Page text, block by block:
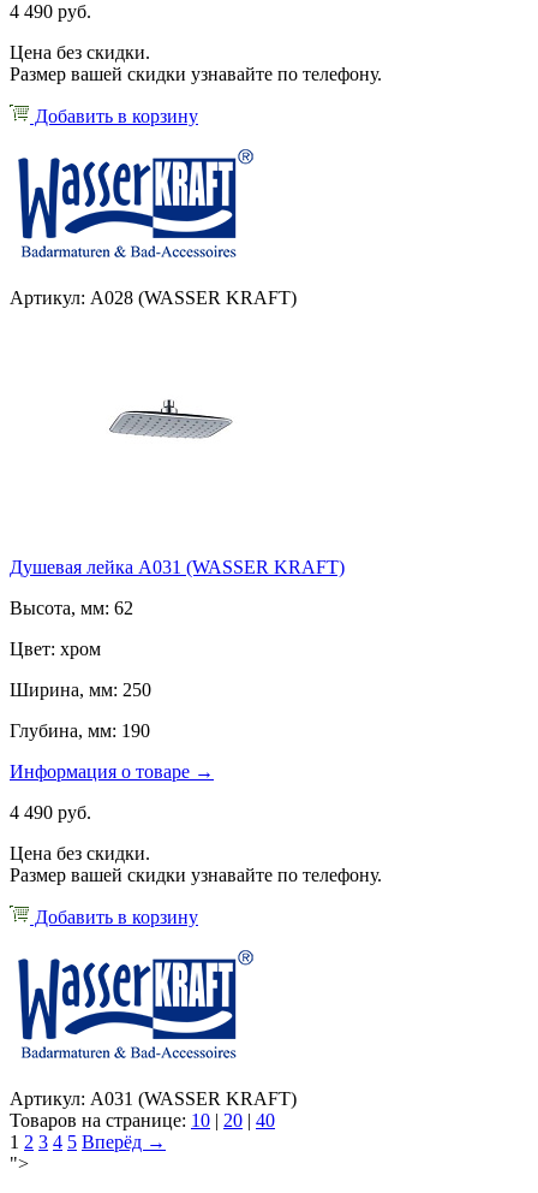
4 490 руб.
Цена без скидки.
Размер вашей скидки узнавайте по телефону.
Добавить в корзину
Артикул: А028 (WASSER KRAFT)
Душевая лейка А031 (WASSER KRAFT)
Высота, мм: 62
Цвет: хром
Ширина, мм: 250
Глубина, мм: 190
Информация о товаре →
4 490 руб.
Цена без скидки.
Размер вашей скидки узнавайте по телефону.
Добавить в корзину
Артикул: А031 (WASSER KRAFT)
Товаров на странице: 10 | 20 | 40
1 2 3 4 5 Вперёд →
">